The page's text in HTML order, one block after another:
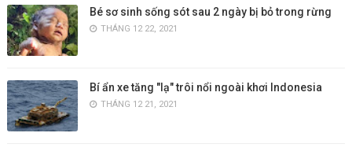
Bé sơ sinh sống sót sau 2 ngày bị bỏ trong rừng
THÁNG 12 22, 2021
Bí ẩn xe tăng "lạ" trôi nổi ngoài khơi Indonesia
THÁNG 12 21, 2021